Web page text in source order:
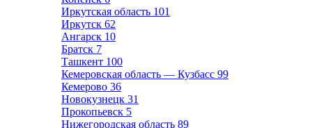
Иркутская область 101
Иркутск 62
Ангарск 10
Братск 7
Ташкент 100
Кемеровская область — Кузбасс 99
Кемерово 36
Новокузнецк 31
Прокопьевск 5
Нижегородская область 89